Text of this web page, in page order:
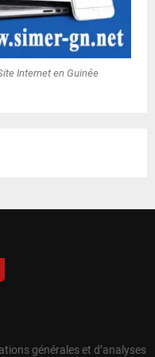
Internet en Guinée
générales et d’analyses